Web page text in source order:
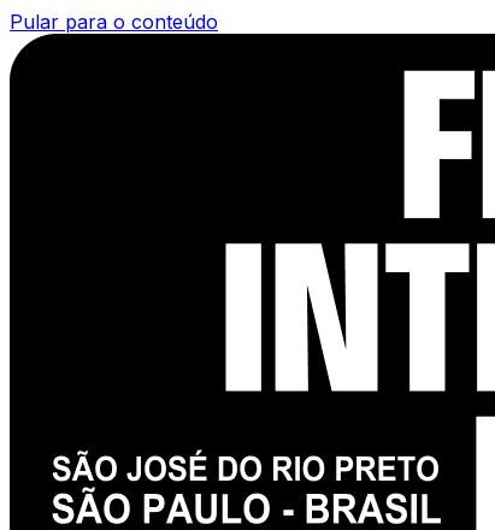
Pular para o conteúdo